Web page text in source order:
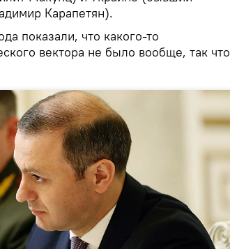
Карапетян).
показали, что какого-то
вектора не было вообще, так что